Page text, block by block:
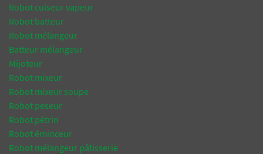
Robot cuiseur vapeur
Robot batteur
Robot mélangeur
Batteur mélangeur
Mijoteur
Robot mixeur
Robot mixeur soupe
Robot peseur
Robot pétrin
Robot éminceur
Robot mélangeur pâtisserie